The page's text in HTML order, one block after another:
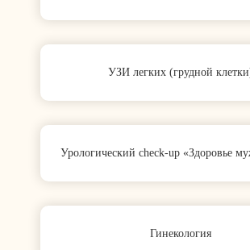
УЗИ легких (грудной
Урологический check‑up «Здоровье
Гинекология